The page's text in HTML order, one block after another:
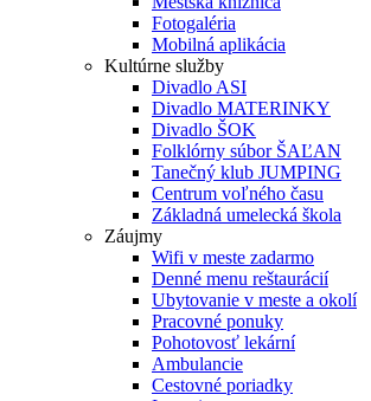
Fotogaléria
Mobilná aplikácia
Kultúrne služby
Divadlo ASI
Divadlo MATERINKY
Divadlo ŠOK
Folklórny súbor ŠAĽAN
Tanečný klub JUMPING
Centrum voľného času
Základná umelecká škola
Záujmy
Wifi v meste zadarmo
Denné menu reštaurácií
Ubytovanie v meste a okolí
Pracovné ponuky
Pohotovosť lekární
Ambulancie
Cestovné poriadky